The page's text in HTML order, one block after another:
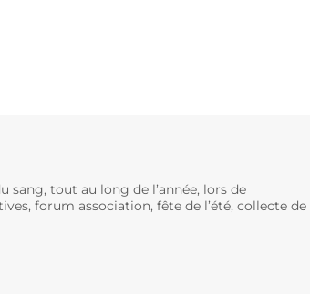
sang, tout au long de l’année, lors de
forum association, fête de l’été, collecte de